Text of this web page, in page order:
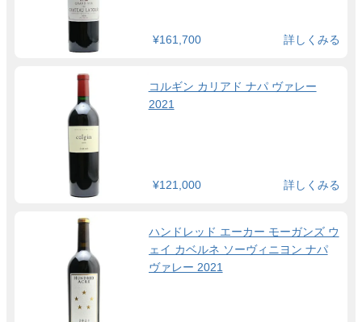
¥161,700 詳しくみる
コルギン カリアド ナパ ヴァレー
2021
¥121,000 詳しくみる
ハンドレッド エーカー モーガンズ ウ
ェイ カベルネ ソーヴィニヨン ナパ
ヴァレー 2021